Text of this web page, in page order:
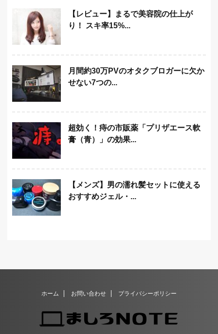
【レビュー】まるで美容院の仕上が
り！ スキ率15%...
月間約30万PVのオタクブロガーに欠か
せない7つの...
超効く！痔の市販薬「プリザエース軟
膏（青）」の効果...
【メンズ】男の濡れ髪セットに使える
おすすめジェル・...
ホーム お問い合わせ プライバシーポリシー